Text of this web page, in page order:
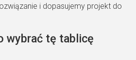
i dopasujemy projekt do
wybrać tę tablicę